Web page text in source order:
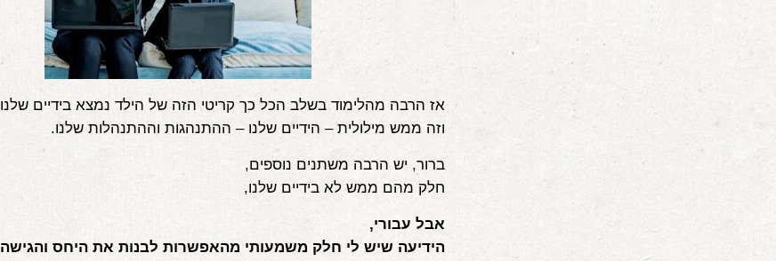
אז הרבה מהלימוד בשלב הכל כך קריטי הזה של הילד נמצא בידיים
וזה ממש מילולית – הידיים שלנו – ההתנהגות וההתנהלות שלנו.
ברור, יש הרבה משתנים נוספים,
חלק מהם ממש לא בידיים שלנו,
אבל עבורי,
הידיעה שיש לי חלק משמעותי מהאפשרות לבנות את היחס